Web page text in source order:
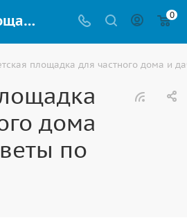
Детская площадка для частного дома или дачи как правильно купить | Советы от ВИНКО г.Элиста 0
площадка для частного дома и
дома
по